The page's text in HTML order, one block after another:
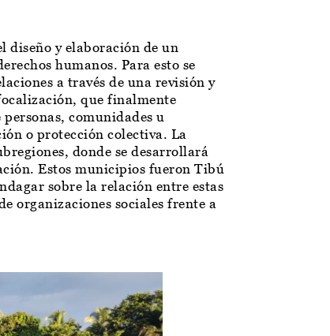
diseño y elaboración de un
humanos. Para esto se
a través de una revisión y
que finalmente
comunidades u
o protección colectiva. La
donde se desarrollará
Estos municipios fueron Tibú
sobre la relación entre estas
organizaciones sociales frente a